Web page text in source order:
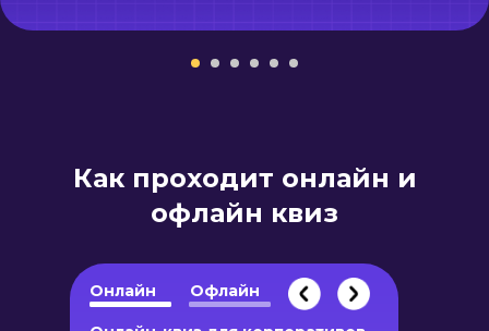
Как проходит онлайн и
офлайн квиз
Офлайн
Онлайн
Кейсы